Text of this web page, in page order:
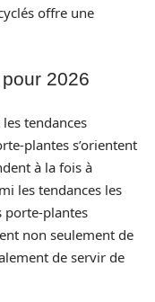
offre une
2026
tendances
plantes s’orientent
à la fois à
les tendances les
porte-plantes
non seulement de
de servir de